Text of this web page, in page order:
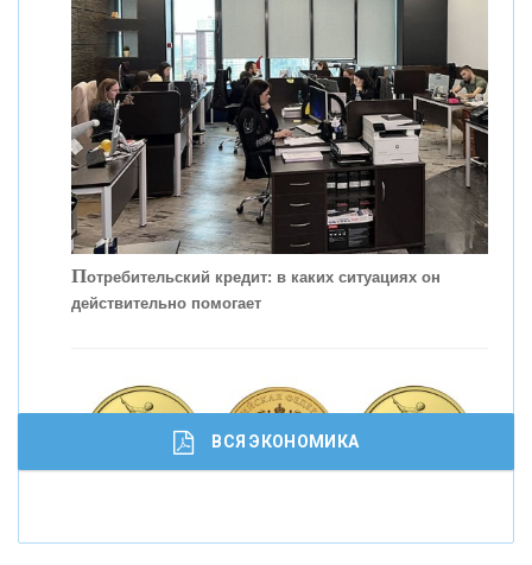
Скорость - один из главных трендов в
кредитовании бизнеса - «Интервью»
Потребительский кредит: в каких ситуациях он
действительно помогает
И
ВСЯ ЭКОНОМИКА